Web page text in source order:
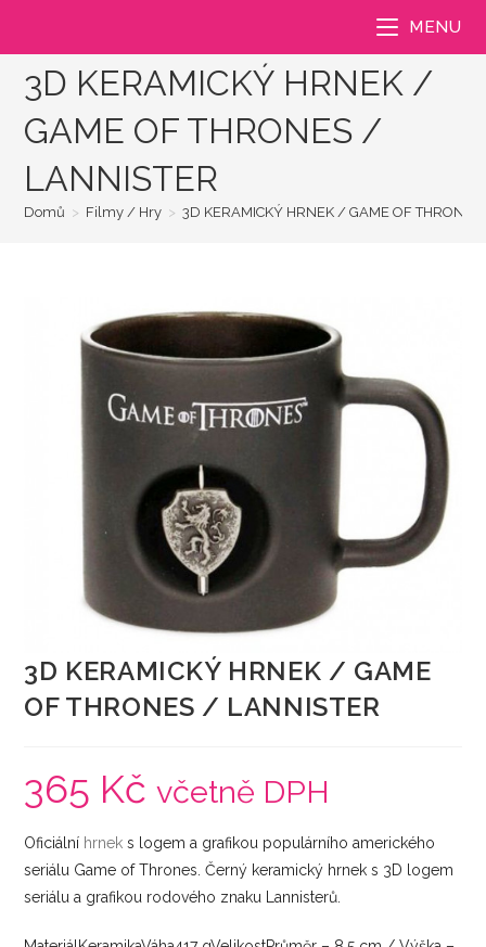
MENU
3D KERAMICKÝ HRNEK /
GAME OF THRONES /
LANNISTER
Domů > Filmy / Hry > 3D KERAMICKÝ HRNEK / GAME OF
3D KERAMICKÝ HRNEK / GAME
OF THRONES / LANNISTER
365 Kč včetně DPH
Oficiální hrnek s logem a grafikou populárního amerického
seriálu Game of Thrones. Černý keramický hrnek s 3D logem
seriálu a grafikou rodového znaku Lannisterů.